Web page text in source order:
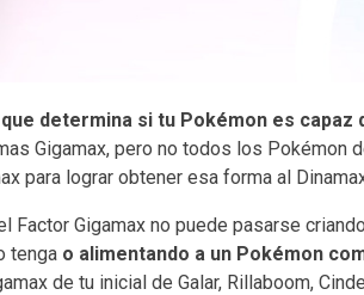
determina si tu Pokémon es capaz
Gigamax, pero no todos los Pokémon
para lograr obtener esa forma al
Gigamax no puede pasarse
tenga o alimentando a un Pokémon
de tu inicial de Galar, Rillaboom,